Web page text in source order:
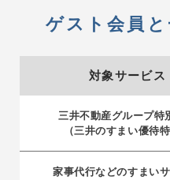
ゲスト会員
対象サービス
三井不動産グループ特
（三井のすまい優待特
家事代行などのすまい